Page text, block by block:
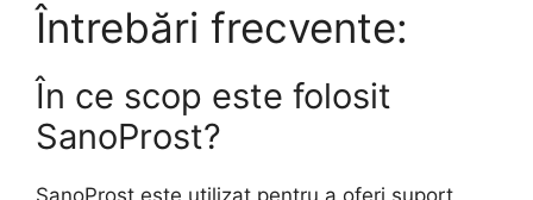
Întrebări frecvente:
În ce scop este folosit
SanoProst?
SanoProst este utilizat pentru a oferi suport